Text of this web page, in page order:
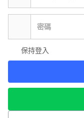
保持登入